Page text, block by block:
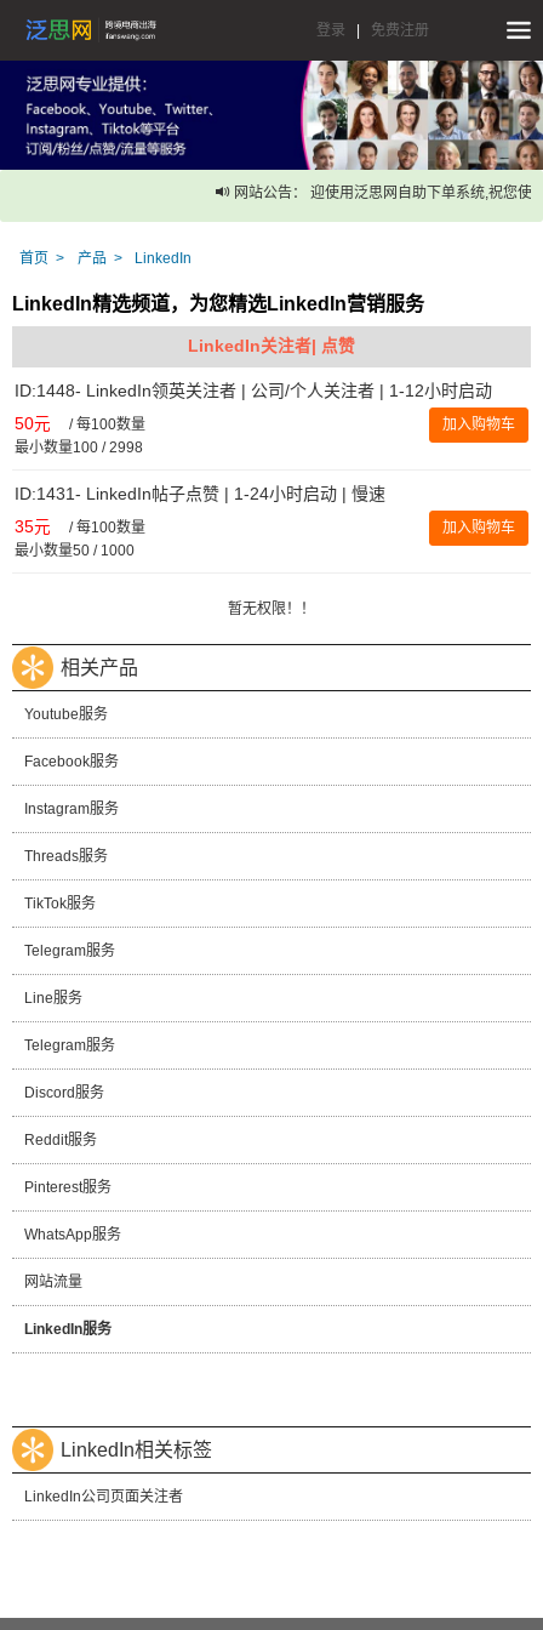
登录 免费注册
网站公告： 迎使用泛思网自助下单系统,祝您使用
首页 产品 LinkedIn
LinkedIn精选频道，为您精选LinkedIn营销服务
LinkedIn关注者| 点赞
ID:1448- LinkedIn领英关注者 | 公司/个人关注者 | 1-12小时启动
50元 /每100数量
最小数量100 / 2998
加入购物车
ID:1431- LinkedIn帖子点赞 | 1-24小时启动 | 慢速
35元 /每100数量
最小数量50 / 1000
加入购物车
暂无权限！！
相关产品
Youtube服务
Facebook服务
Instagram服务
Threads服务
TikTok服务
Telegram服务
Line服务
Telegram服务
Discord服务
Reddit服务
Pinterest服务
WhatsApp服务
网站流量
LinkedIn服务
LinkedIn相关标签
LinkedIn公司页面关注者